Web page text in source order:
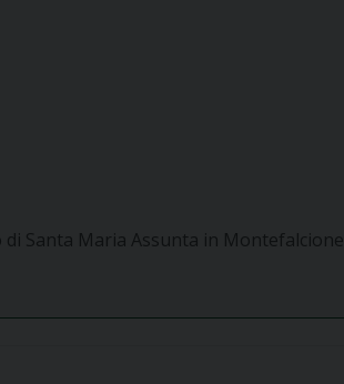
di Santa Maria Assunta in Montefalcione